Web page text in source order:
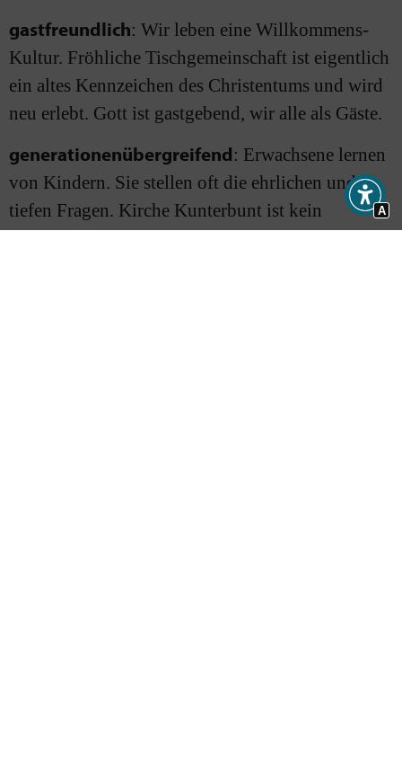
gastfreundlich: Wir leben eine Willkommens-
Kultur. Fröhliche Tischgemeinschaft ist eigentlich
ein altes Kennzeichen des Christentums und wird
neu erlebt. Gott ist gastgebend, wir alle als Gäste.
generationenübergreifend: Erwachsene lernen
von Kindern. Sie stellen oft die ehrlichen und
tiefen Fragen. Kirche Kunterbunt ist kein
A